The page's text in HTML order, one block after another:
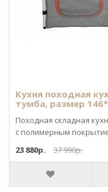
Кухня походная
тумба, размер
Походная складная
с полимерным
23 880р.
37 990р.